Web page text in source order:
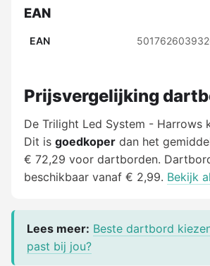
EAN
EAN
Prijsvergelijking
De Trilight Led System - Harrows
Dit is goedkoper dan het
€ 72,29 voor dartborden.
beschikbaar vanaf € 2,99. Bekijk
Lees meer: Beste dartbord
past bij jou?